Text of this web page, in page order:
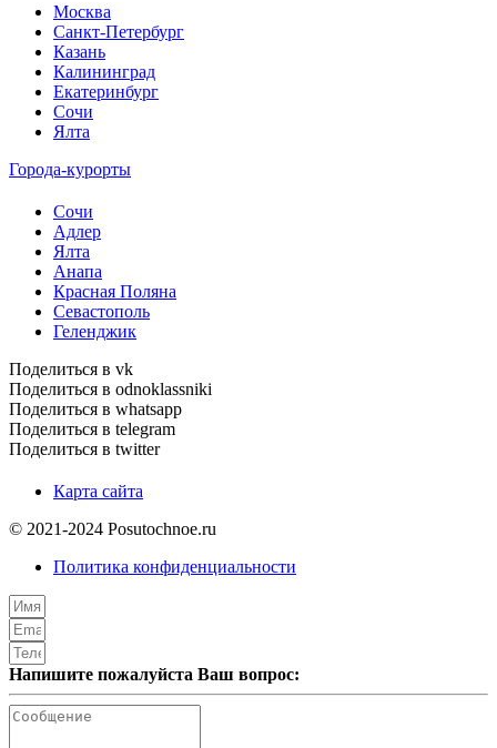
Москва
Санкт-Петербург
Казань
Калининград
Екатеринбург
Сочи
Ялта
Города-курорты
Сочи
Адлер
Ялта
Анапа
Красная Поляна
Севастополь
Геленджик
Поделиться в vk
Поделиться в odnoklassniki
Поделиться в whatsapp
Поделиться в telegram
Поделиться в twitter
Карта сайта
© 2021-2024 Posutochnoe.ru
Политика конфиденциальности
Напишите пожалуйста Ваш вопрос: